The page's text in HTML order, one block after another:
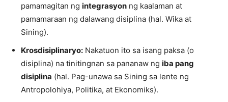
pamamagitan ng integrasyon ng kaalaman at
pamamaraan ng dalawang disiplina (hal. Wika at
Sining).
Krosdisiplinaryo: Nakatuon ito sa isang paksa (o
disiplina) na tinitingnan sa pananaw ng iba pang
disiplina (hal. Pag-unawa sa Sining sa lente ng
Antropolohiya, Politika, at Ekonomiks).